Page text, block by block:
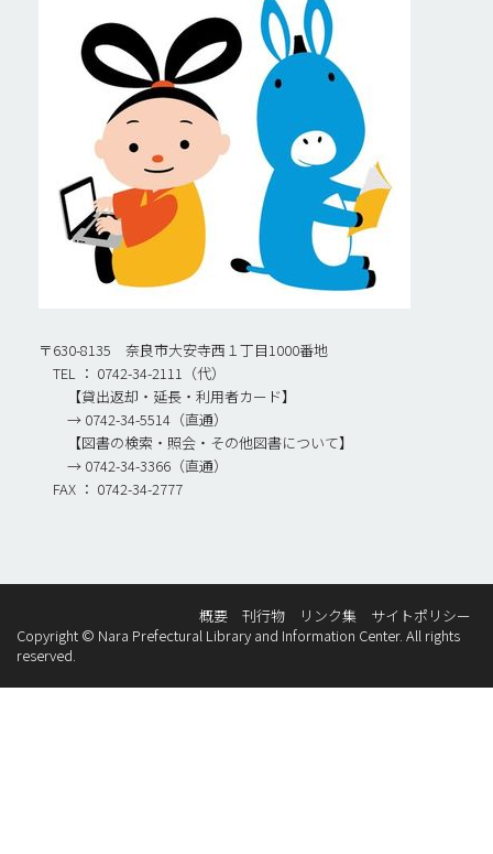
〒630-8135 奈良市大安寺西１丁目1000番地
TEL ： 0742-34-2111（代）
【貸出返却・延長・利用者カード】
→ 0742-34-5514（直通）
【図書の検索・照会・その他図書について】
→ 0742-34-3366（直通）
FAX ： 0742-34-2777
概要 刊行物 リンク集
サイトポリシー
Copyright © Nara Prefectural Library and Information Center. All rights
reserved.